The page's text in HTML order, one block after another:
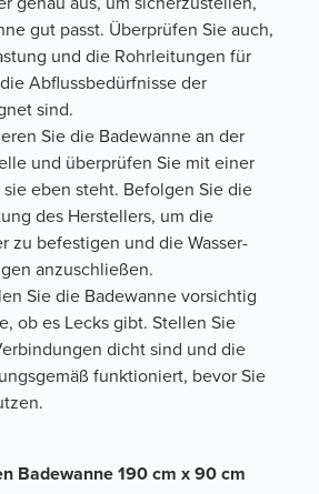
gut passt. Überprüfen Sie auch,
und die Rohrleitungen für
Abflussbedürfnisse der
sind.
Sie die Badewanne an der
und überprüfen Sie mit einer
sie eben steht. Befolgen Sie die
des Herstellers, um die
zu befestigen und die Wasser-
anzuschließen.
Sie die Badewanne vorsichtig
ob es Lecks gibt. Stellen Sie
dicht sind und die
funktioniert, bevor Sie
Badewanne 190 cm x 90 cm